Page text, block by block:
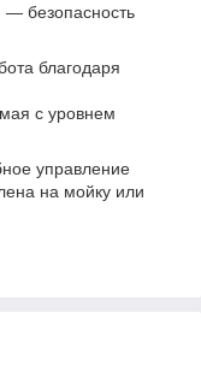
— безопасность
благодаря
с уровнем
управление
на мойку или